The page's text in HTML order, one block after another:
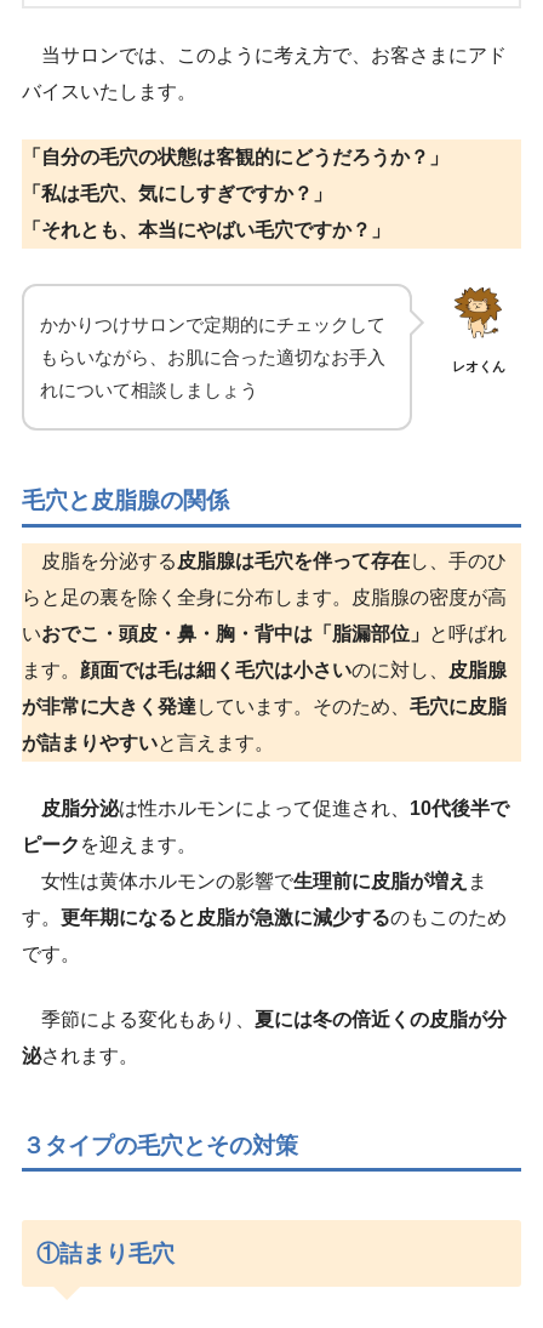
当サロンでは、このように考え方で、お客さまにアド
バイスいたします。
「自分の毛穴の状態は客観的にどうだろうか？」
「私は毛穴、気にしすぎですか？」
「それとも、本当にやばい毛穴ですか？」
レオくん
かかりつけサロンで定期的にチェックして
もらいながら、お肌に合った適切なお手入
れについて相談しましょう
毛穴と皮脂腺の関係
皮脂を分泌する 皮脂腺は毛穴を伴って存在し、手のひ
らと足の裏を除く全身に分布します。皮脂腺の密度が高
いおでこ・頭皮・鼻・胸・背中は「脂漏部位」 と呼ばれ
ます。 顔面では毛は細く毛穴は小さいのに対し、
皮脂腺
が非常に大きく発達 しています。そのため、 毛穴に皮脂
が詰まりやすいと言えます。
皮脂分泌は性ホルモンによって促進され、 10代後半で
ピーク を迎えます。
女性は黄体ホルモンの影響で生理前に皮脂が増え ま
す。 更年期になると皮脂が急激に減少するのもこのため
です。
季節による変化もあり、 夏には冬の倍近くの皮脂が分
泌されます。
３タイプの毛穴とその対策
①詰まり毛穴